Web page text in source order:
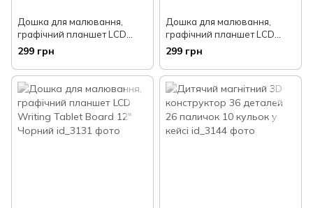
Дошка для малювання,
графічний планшет LCD
Writing Tablet Board 12"
Блакитний
299 грн
Дошка для малювання,
графічний планшет LCD
Writing Tablet Board 12"
Червоний
299 грн